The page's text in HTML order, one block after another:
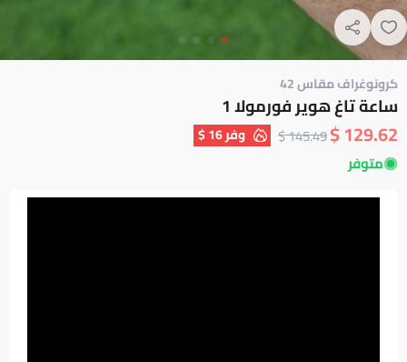
كرونوغراف مقاس 42
ساعة تاغ هوير فورمولا 1
129.62 $
145.49 $ وفر16 $
متوفر